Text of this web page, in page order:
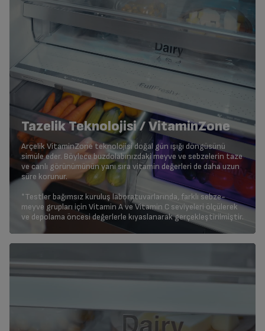
Tazelik Teknolojisi / VitaminZone
Arçelik VitaminZone teknolojisi doğal gün ışığı döngüsünü
simüle eder. Böylece buzdolabınızdaki meyve ve sebzelerin taze
ve canlı görünümünün yanı sıra vitamin değerleri de daha uzun
süre korunur.
*Testler bağımsız kuruluş laboratuvarlarında, farklı sebze-
meyve grupları için Vitamin A ve Vitamin C seviyeleri ölçülerek
ve depolama öncesi değerlerle kıyaslanarak gerçekleştirilmiştir.